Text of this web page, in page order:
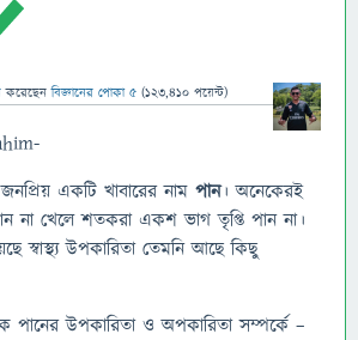
করেছেনবিজ্ঞানের পোকা ৫ (123,410 পয়েন্ট)
একটি খাবারের নাম পান। অনেকেরই
না খেলে শতকরা একশ ভাগ তৃপ্তি পান না।
স্বাস্থ্য উপকারিতা তেমনি আছে কিছু
পানের উপকারিতা ও অপকারিতা সম্পর্কে –